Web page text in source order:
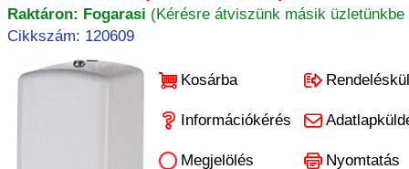
Raktáron: Fogarasi (Kérésre átviszünk másik üzletünkbe
Cikkszám: 120609
Kosárba
Információkérés
Megjelölés Nyomtatás